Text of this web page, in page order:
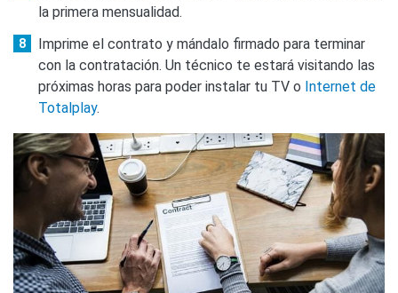
la primera mensualidad.
Imprime el contrato y mándalo firmado para terminar
con la contratación. Un técnico te estará visitando las
próximas horas para poder instalar tu TV o Internet de
Totalplay.